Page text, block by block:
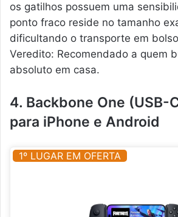
os gatilhos possuem uma
ponto fraco reside no tamanho
dificultando o transporte em
Veredito: Recomendado a quem
absoluto em casa.
4. Backbone One (USB-
para iPhone e Android
1º LUGAR EM OFERTA